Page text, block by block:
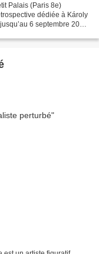
Palais (Paris 8e)
dédiée à Károly
6 septembre 2026,